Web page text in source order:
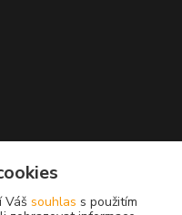
Váš souhlas s použitím